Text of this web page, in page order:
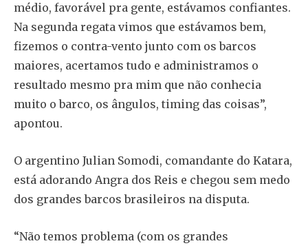
médio, favorável pra gente, estávamos confiantes.
Na segunda regata vimos que estávamos bem,
fizemos o contra-vento junto com os barcos
maiores, acertamos tudo e administramos o
resultado mesmo pra mim que não conhecia
muito o barco, os ângulos, timing das coisas”,
apontou.
O argentino Julian Somodi, comandante do Katara,
está adorando Angra dos Reis e chegou sem medo
dos grandes barcos brasileiros na disputa.
“Não temos problema (com os grandes